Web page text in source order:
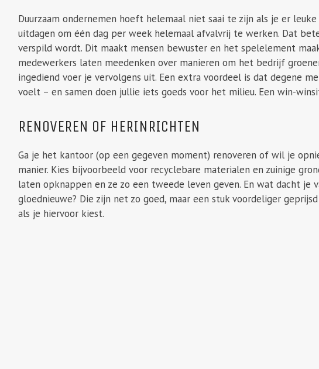
Duurzaam ondernemen hoeft helemaal niet saai te zijn als je er
uitdagen om één dag per week helemaal afvalvrij te werken. Dat
verspild wordt. Dit maakt mensen bewuster en het spelelement
medewerkers laten meedenken over manieren om het bedrijf
ingediend voer je vervolgens uit. Een extra voordeel is dat degene
voelt – en samen doen jullie iets goeds voor het milieu. Een win-
RENOVEREN OF HERINRICHTEN
Ga je het kantoor (op een gegeven moment) renoveren of wil je
manier. Kies bijvoorbeeld voor recyclebare materialen en zuinige
laten opknappen en ze zo een tweede leven geven. En wat dacht je
gloednieuwe? Die zijn net zo goed, maar een stuk voordeliger
als je hiervoor kiest.